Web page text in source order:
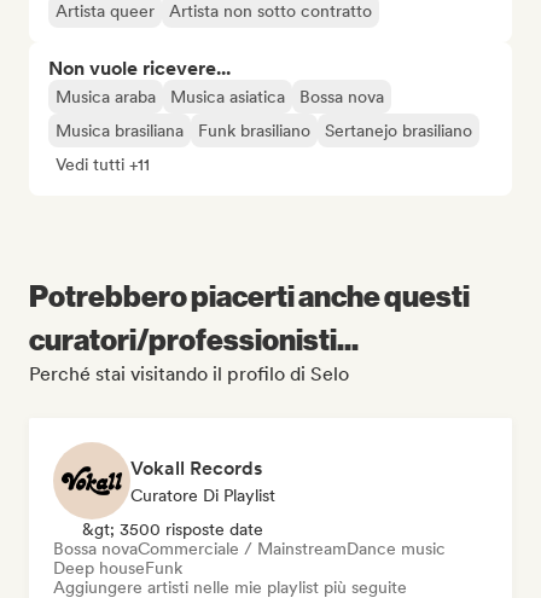
Artista queer
Artista non sotto contratto
Non vuole ricevere...
Musica araba Musica asiatica
Bossa nova
Musica brasiliana
Funk brasiliano
Sertanejo brasiliano
Vedi tutti +11
Potrebbero piacerti anche questi
curatori/professionisti...
Perché stai visitando il profilo di Selo
Vokall Records
Curatore Di Playlist
&gt; 3500 risposte date
Bossa novaCommerciale / MainstreamDance music
Deep houseFunk
Aggiungere artisti nelle mie playlist più seguite